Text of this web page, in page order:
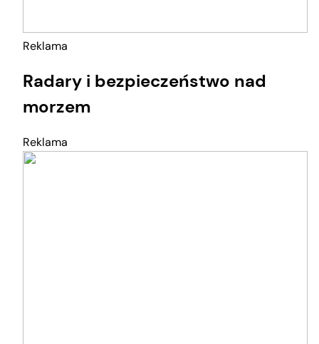
Reklama
Radary i bezpieczeństwo nad
morzem
Reklama